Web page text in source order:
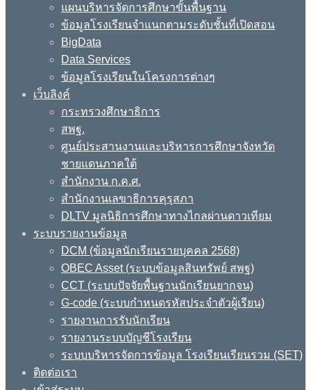
แผนบริหารจัดการศึกษาขั้นพื้นฐาน
ข้อมูลโรงเรียนจำแนกตามระดับชั้นที่เปิดสอน
BigData
Data Services
ข้อมูลโรงเรียนในโครงการต่างๆ
เว็บลิงค์
กระทรวงศึกษาธิการ
สพฐ.
ศูนย์ประสานงานและบริหารการศึกษาจังหวัด
ชายแดนภาคใต้
สำนักงาน ก.ค.ศ.
สำนักงานเลขาธิการคุรุสภา
DLTV มูลนิธิการศึกษาทางไกลผ่านดาวเทียม
ระบบรายงานข้อมูล
DCM (ข้อมูลนักเรียนรายบุคคล 2568)
OBEC Asset (ระบบข้อมูลสินทรัพย์ สพฐ)
CCT (ระบบปัจจัยพื้นฐานนักเรียนยากจน)
G-code (ระบบกำหนดรหัสประจำตัวผู้เรียน)
รายงานการรับนักเรียน
รายงานระบบบัญชีโรงเรียน
ระบบบริหารจัดการข้อมูล โรงเรียนเรียนรวม (SET)
ติดต่อเรา